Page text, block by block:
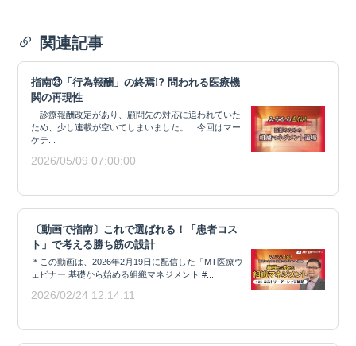
関連記事
指南㉓「行為報酬」の終焉!? 問われる医療機
関の再現性
診療報酬改定があり、顧問先の対応に追われていた
ため、少し連載が空いてしまいました。 今回はマー
ケテ...
2026/05/09 07:00:00
〔動画で指南〕これで選ばれる！「患者コス
ト」で考える勝ち筋の設計
＊この動画は、2026年2月19日に配信した「MT医療ウ
ェビナー 基礎から始める組織マネジメント #...
2026/02/24 12:14:11